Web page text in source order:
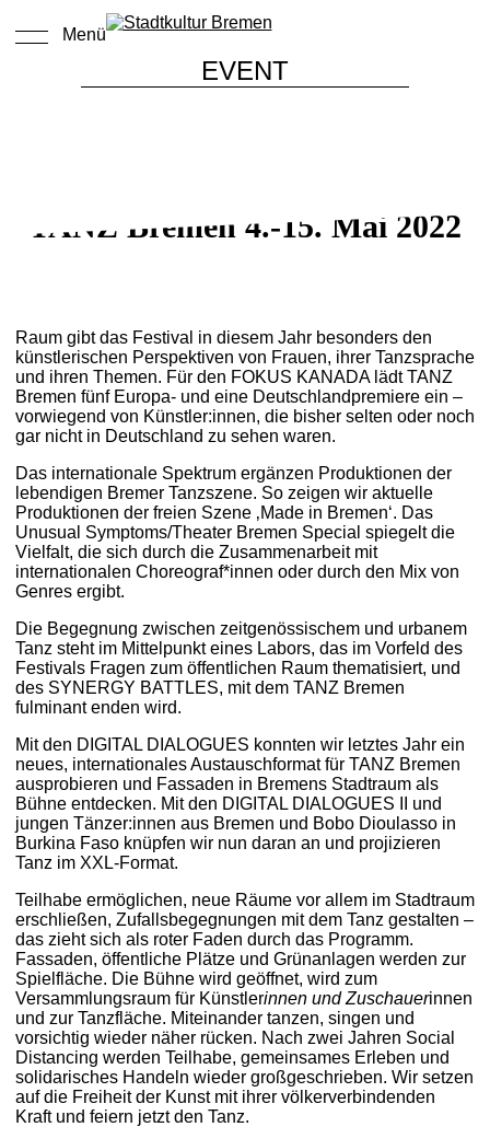
Menü
EVENT
TANZ Bremen 4.-15. Mai 2022
Raum gibt das Festival in diesem Jahr besonders den
künstlerischen Perspektiven von Frauen, ihrer Tanzsprache
und ihren Themen. Für den FOKUS KANADA lädt TANZ
Bremen fünf Europa- und eine Deutschlandpremiere ein –
vorwiegend von Künstler:innen, die bisher selten oder noch
gar nicht in Deutschland zu sehen waren.
Das internationale Spektrum ergänzen Produktionen der
lebendigen Bremer Tanzszene. So zeigen wir aktuelle
Produktionen der freien Szene ‚Made in Bremen‘. Das
Unusual Symptoms/Theater Bremen Special spiegelt die
Vielfalt, die sich durch die Zusammenarbeit mit
internationalen Choreograf*innen oder durch den Mix von
Genres ergibt.
Die Begegnung zwischen zeitgenössischem und urbanem
Tanz steht im Mittelpunkt eines Labors, das im Vorfeld des
Festivals Fragen zum öffentlichen Raum thematisiert, und
des SYNERGY BATTLES, mit dem TANZ Bremen
fulminant enden wird.
Mit den DIGITAL DIALOGUES konnten wir letztes Jahr ein
neues, internationales Austauschformat für TANZ Bremen
ausprobieren und Fassaden in Bremens Stadtraum als
Bühne entdecken. Mit den DIGITAL DIALOGUES II und
jungen Tänzer:innen aus Bremen und Bobo Dioulasso in
Burkina Faso knüpfen wir nun daran an und projizieren
Tanz im XXL-Format.
Teilhabe ermöglichen, neue Räume vor allem im Stadtraum
erschließen, Zufallsbegegnungen mit dem Tanz gestalten –
das zieht sich als roter Faden durch das Programm.
Fassaden, öffentliche Plätze und Grünanlagen werden zur
Spielfläche. Die Bühne wird geöffnet, wird zum
Versammlungsraum für Künstlerinnen und Zuschauerinnen
und zur Tanzfläche. Miteinander tanzen, singen und
vorsichtig wieder näher rücken. Nach zwei Jahren Social
Distancing werden Teilhabe, gemeinsames Erleben und
solidarisches Handeln wieder großgeschrieben. Wir setzen
auf die Freiheit der Kunst mit ihrer völkerverbindenden
Kraft und feiern jetzt den Tanz.